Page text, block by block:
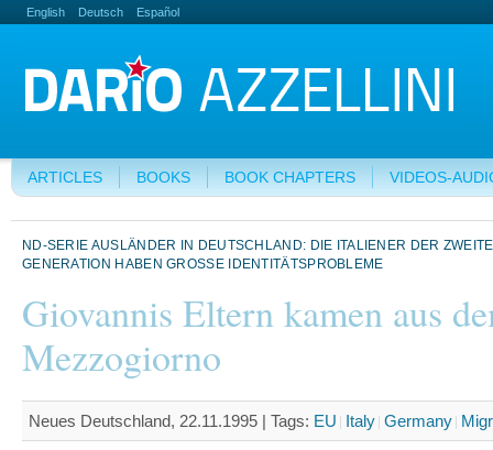
English Deutsch Español
ARTICLES BOOKS BOOK CHAPTERS VIDEOS-
ND-SERIE AUSLÄNDER IN DEUTSCHLAND: DIE ITALIENER DER
GENERATION HABEN GROSSE IDENTITÄTSPROBLEME
Giovannis Eltern kamen aus
Mezzogiorno
Neues Deutschland, 22.11.1995 | Tags: EU Italy Germany